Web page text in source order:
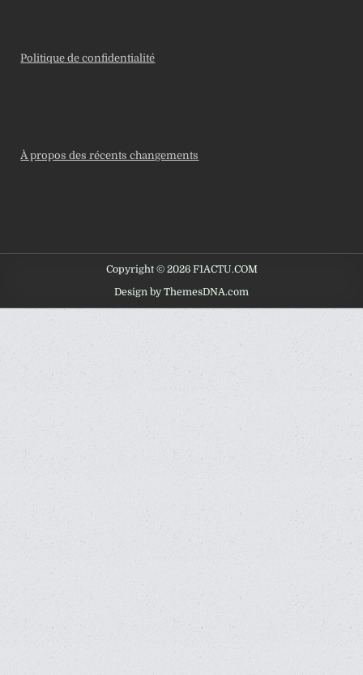
Politique de confidentialité
À propos des récents changements
Copyright © 2026 F1ACTU.COM
Design by ThemesDNA.com